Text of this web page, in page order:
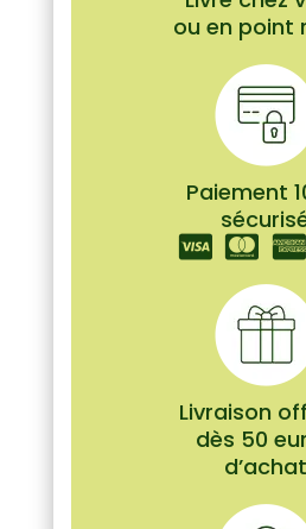
ou en point
Paiement
Livraison
dès 50
d’achat